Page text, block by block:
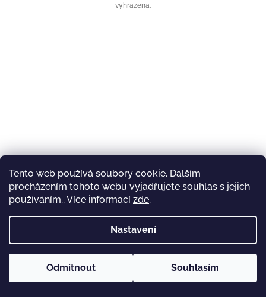
Tento web používá soubory cookie. Dalším
procházením tohoto webu vyjadřujete souhlas s jejich
používáním.. Více informací zde.
Nastavení
Odmítnout Souhlasím
vyhrazena.